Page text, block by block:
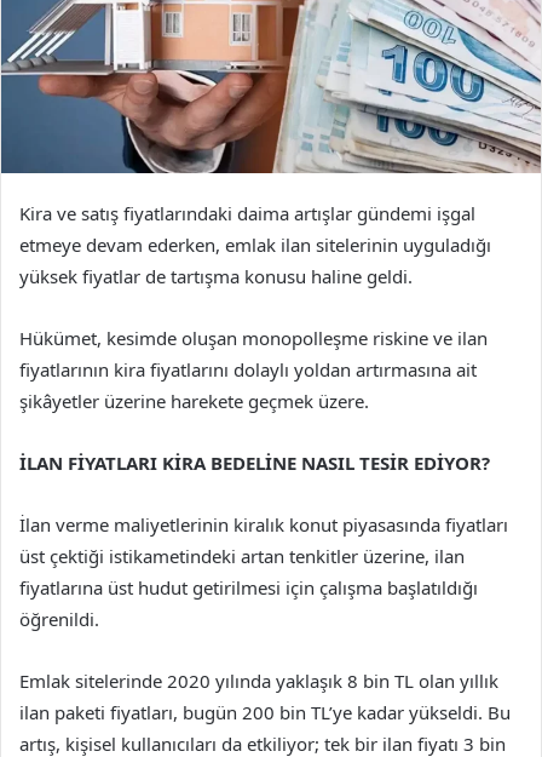
Kira ve satış fiyatlarındaki daima artışlar gündemi işgal
etmeye devam ederken, emlak ilan sitelerinin uyguladığı
yüksek fiyatlar de tartışma konusu haline geldi.
Hükümet, kesimde oluşan monopolleşme riskine ve ilan
fiyatlarının kira fiyatlarını dolaylı yoldan artırmasına ait
şikâyetler üzerine harekete geçmek üzere.
İLAN FİYATLARI KİRA BEDELİNE NASIL TESİR EDİYOR?
İlan verme maliyetlerinin kiralık konut piyasasında fiyatları
üst çektiği istikametindeki artan tenkitler üzerine, ilan
fiyatlarına üst hudut getirilmesi için çalışma başlatıldığı
öğrenildi.
Emlak sitelerinde 2020 yılında yaklaşık 8 bin TL olan yıllık
ilan paketi fiyatları, bugün 200 bin TL’ye kadar yükseldi. Bu
artış, kişisel kullanıcıları da etkiliyor; tek bir ilan fiyatı 3 bin